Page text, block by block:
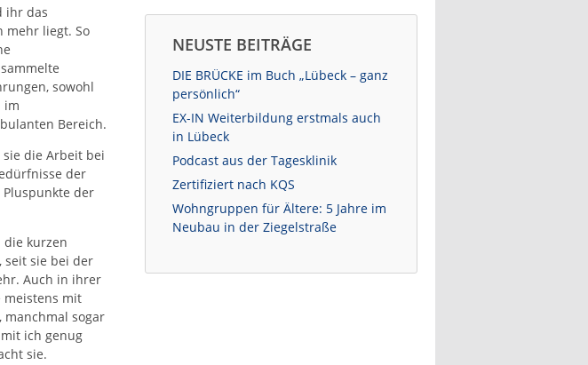
ihr das
mehr liegt. So
sowohl
im
Bereich.
sie die Arbeit bei
der
der
die kurzen
seit sie bei der
Auch in ihrer
meistens mit
manchmal sogar
ich genug
sie.
NEUSTE BEITRÄGE
DIE BRÜCKE im Buch „Lübeck – ganz
persönlich“
EX-IN Weiterbildung erstmals auch
in Lübeck
Podcast aus der Tagesklinik
Zertifiziert nach KQS
Wohngruppen für Ältere: 5 Jahre im
Neubau in der Ziegelstraße